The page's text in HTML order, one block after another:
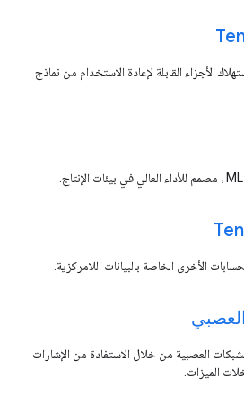
الأجزاء القابلة لإعادة الاستخدام من نماذج
الأخرى الخاصة بالبيانات اللامركزية.
العصبية من خلال الاستفادة من الإشارات
الميزات.